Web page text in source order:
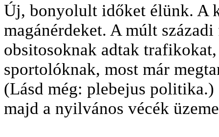
Új, bonyolult időket élünk. A
magánérdeket. A múlt
obsitosoknak adtak
sportolóknak, most már
(Lásd még: plebejus
majd a nyilvános vécék